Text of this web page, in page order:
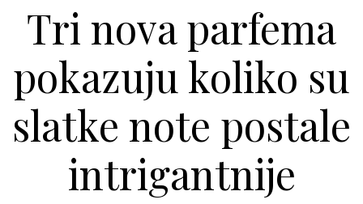
Tri nova parfema
pokazuju koliko su
slatke note postale
intrigantnije